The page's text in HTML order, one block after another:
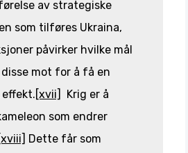
av strategiske
som tilføres Ukraina,
påvirker hvilke mål
mot for å få en
[xvii]
Krig er å
som endrer
Dette får som